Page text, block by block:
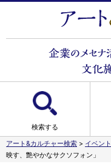
検索する
アート&カルチャー検索 > イベント
映す、艶やかなサクソフォン」